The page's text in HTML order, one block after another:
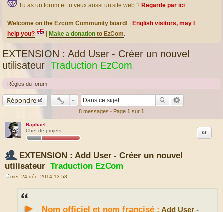
Tu as un forum et tu veux aussi un site web ? Regarde par ici.
Welcome on the Ezcom Community board!
English visitors, may I
help you?
Make a donation to EzCom.
EXTENSION : Add User - Créer un nouvel
utilisateur Traduction EzCom
Règles du forum
Répondre
8 messages • Page 1 sur 1
Raphaël
Chef de projets
EXTENSION : Add User - Créer un nouvel
utilisateur Traduction EzCom
Citation
mer. 24 déc. 2014 13:58
► Nom officiel et nom francisé : Add User -